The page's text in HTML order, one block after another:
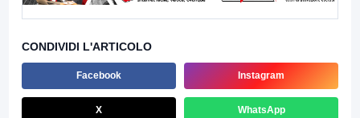
CONDIVIDI L'ARTICOLO
Facebook Instagram
X WhatsApp